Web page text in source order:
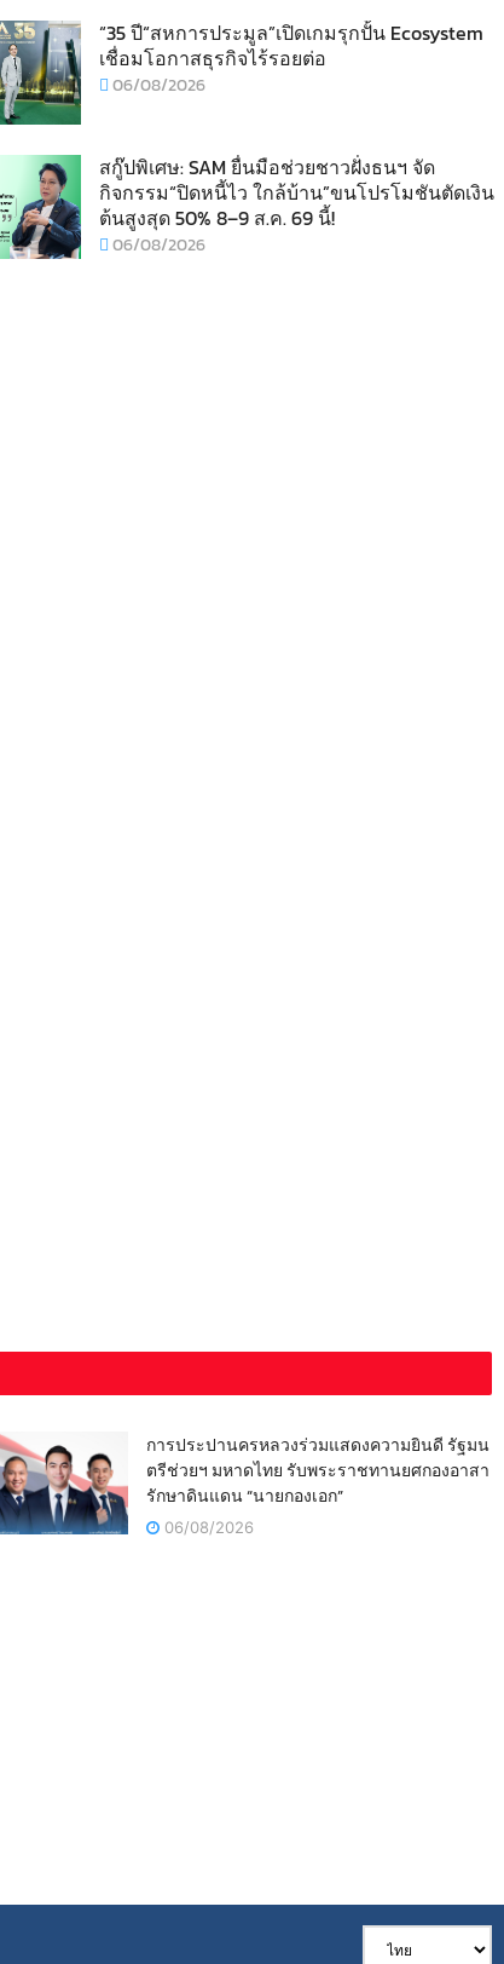
“35 ปี“สหการประมูล”เปิดเกมรุกปั้น Ecosystem
เชื่อมโอกาสธุรกิจไร้รอยต่อ
06/08/2026
สกู๊ปพิเศษ: SAM ยื่นมือช่วยชาวฝั่งธนฯ จัด
กิจกรรม“ปิดหนี้ไว ใกล้บ้าน”ขนโปรโมชันตัดเงิน
ต้นสูงสุด 50% 8–9 ส.ค. 69 นี้!
06/08/2026
การประปานครหลวงร่วมแสดงความยินดี รัฐมน
ตรีช่วยฯ มหาดไทย รับพระราชทานยศกองอาสา
รักษาดินแดน “นายกองเอก”
06/08/2026